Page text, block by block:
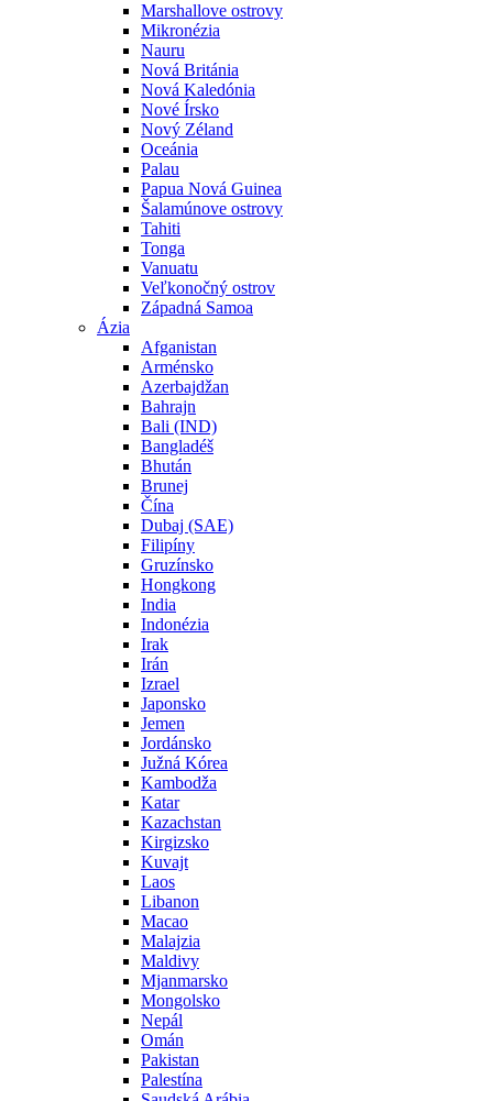
Marshallove ostrovy
Mikronézia
Nauru
Nová Británia
Nová Kaledónia
Nové Írsko
Nový Zéland
Oceánia
Palau
Papua Nová Guinea
Šalamúnove ostrovy
Tahiti
Tonga
Vanuatu
Veľkonočný ostrov
Západná Samoa
Ázia
Afganistan
Arménsko
Azerbajdžan
Bahrajn
Bali (IND)
Bangladéš
Bhután
Brunej
Čína
Dubaj (SAE)
Filipíny
Gruzínsko
Hongkong
India
Indonézia
Irak
Irán
Izrael
Japonsko
Jemen
Jordánsko
Južná Kórea
Kambodža
Katar
Kazachstan
Kirgizsko
Kuvajt
Laos
Libanon
Macao
Malajzia
Maldivy
Mjanmarsko
Mongolsko
Nepál
Omán
Pakistan
Palestína